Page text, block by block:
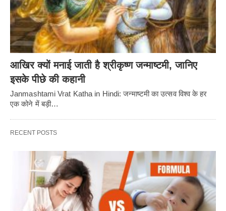
आखिर क्यों मनाई जाती है श्रीकृष्ण जन्माष्टमी, जानिए
इसके पीछे की कहानी
Janmashtami Vrat Katha in Hindi: जन्माष्टमी का उत्सव विश्व के हर
एक कोने में बड़ी…
RECENT POSTS